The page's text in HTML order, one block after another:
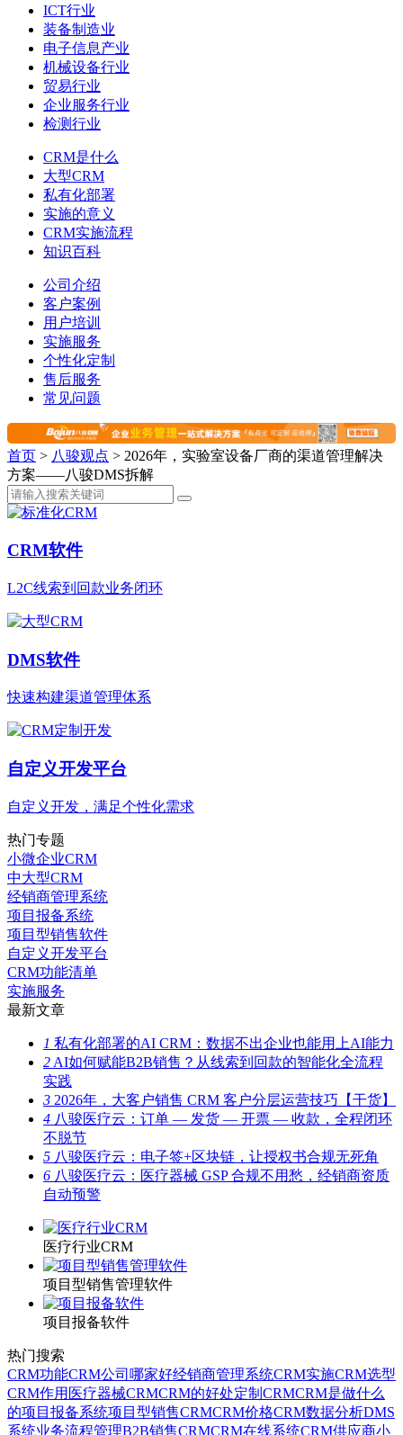
ICT行业
装备制造业
电子信息产业
机械设备行业
贸易行业
企业服务行业
检测行业
CRM是什么
大型CRM
私有化部署
实施的意义
CRM实施流程
知识百科
公司介绍
客户案例
用户培训
实施服务
个性化定制
售后服务
常见问题
首页 > 八骏观点 > 2026年，实验室设备厂商的渠道管理解决
方案——八骏DMS拆解
CRM软件
L2C线索到回款业务闭环
DMS软件
快速构建渠道管理体系
自定义开发平台
自定义开发，满足个性化需求
热门专题
小微企业CRM
中大型CRM
经销商管理系统
项目报备系统
项目型销售软件
自定义开发平台
CRM功能清单
实施服务
最新文章
1 私有化部署的AI CRM：数据不出企业也能用上AI能力
2 AI如何赋能B2B销售？从线索到回款的智能化全流程
实践
3 2026年，大客户销售 CRM 客户分层运营技巧【干货】
4 八骏医疗云：订单 — 发货 — 开票 — 收款，全程闭环
不脱节
5 八骏医疗云：电子签+区块链，让授权书合规无死角
6 八骏医疗云：医疗器械 GSP 合规不用愁，经销商资质
自动预警
医疗行业CRM
项目型销售管理软件
项目报备软件
热门搜索
CRM功能CRM公司哪家好经销商管理系统CRM实施CRM选型
CRM作用 医疗器械CRMCRM的好处定制CRMCRM是做什么
的项目报备系统项目型销售CRMCRM价格CRM数据分析DMS
系统业务流程管理B2B销售CRMCRM在线系统CRM供应商小